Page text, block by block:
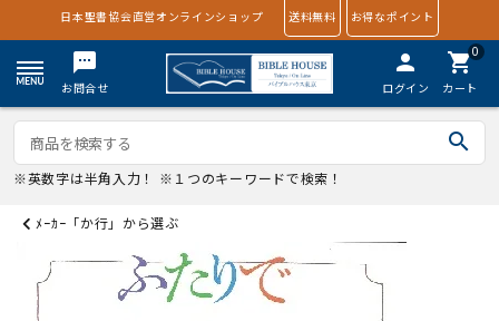
日本聖書協会直営オンラインショップ 送料無料 お得なポイント
textsms
お問合せ
person
ログイン
0
shopping_cart
カート
search
※英数字は半角入力！ ※１つのキーワードで検索！
ﾒｰｶｰ「か行」から選ぶ